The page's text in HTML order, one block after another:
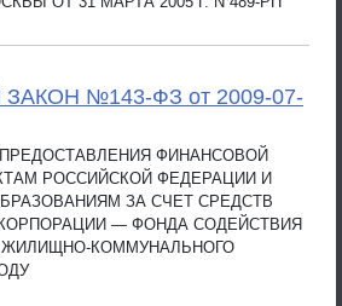
№143-ФЗ от 2009-07-
ФИНАНСОВОЙ
РОССИЙСКОЙ ФЕДЕРАЦИИ И
ЗА СЧЕТ СРЕДСТВ
— ФОНДА СОДЕЙСТВИЯ
КОММУНАЛЬНОГО